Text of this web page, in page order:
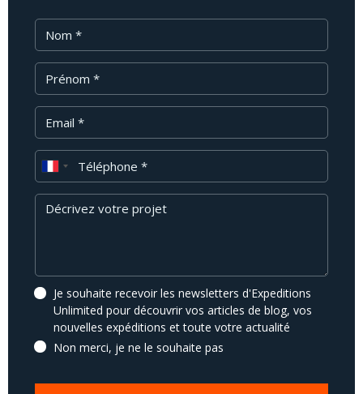
Prénom
Téléphone
Message
Je souhaite recevoir les newsletters d'Expeditions
Unlimited pour découvrir vos articles de blog, vos
nouvelles expéditions et toute votre actualité
Non merci, je ne le souhaite pas